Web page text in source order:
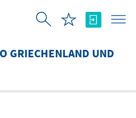
GRIECHENLAND UND